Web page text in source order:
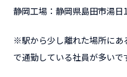
静岡工場：静岡県島田市湯日
※駅から少し離れた場所にあ
で通勤している社員が多いで